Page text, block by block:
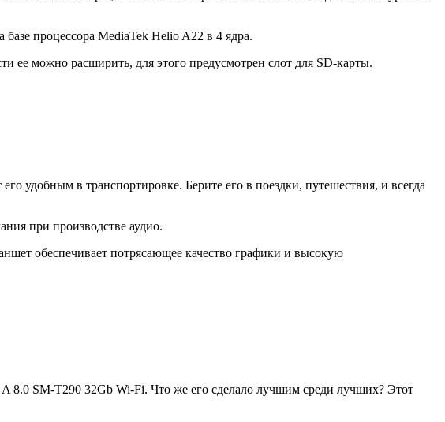
процессора MediaTek Helio A22 в 4 ядра.
ее можно расширить, для этого предусмотрен слот для SD-карты.
удобным в транспортировке. Берите его в поездки, путешествия, и всегда
при производстве аудио.
обеспечивает потрясающее качество графики и высокую
8.0 SM-T290 32Gb Wi-Fi. Что же его сделало лучшим среди лучших? Этот